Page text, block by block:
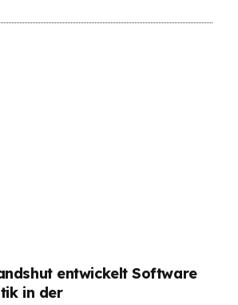
entwickelt Software
in der